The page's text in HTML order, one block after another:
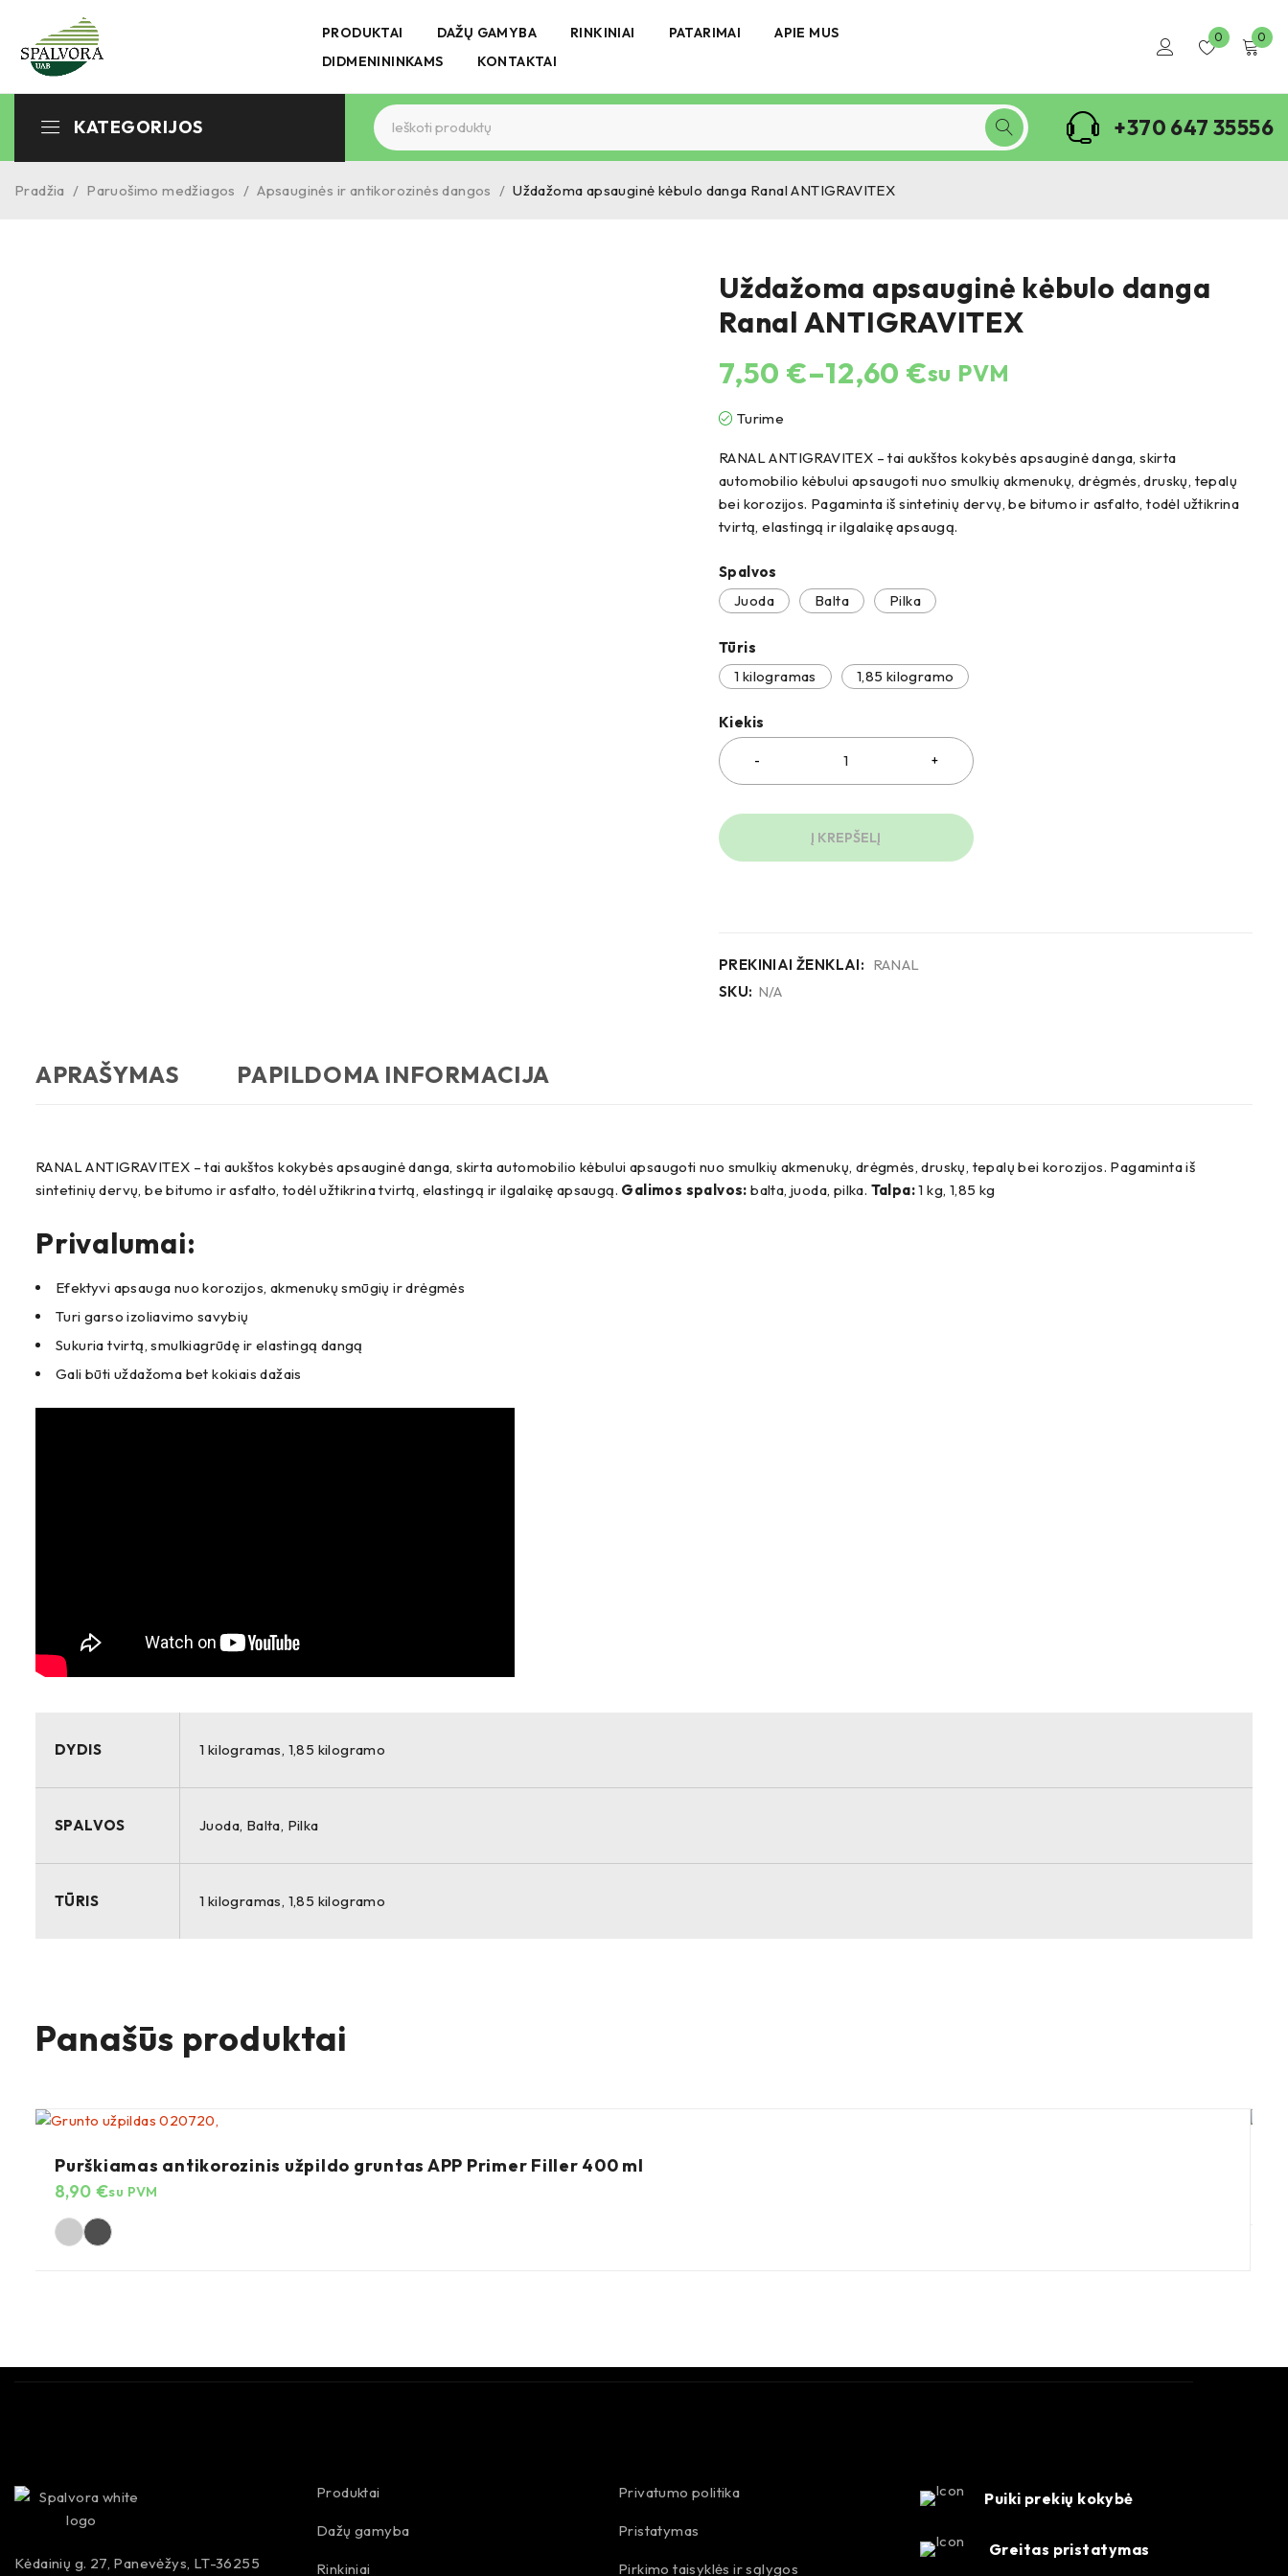
PRODUKTAI DAŽŲ GAMYBA RINKINIAI PATARIMAI
APIE MUS
DIDMENININKAMS
KONTAKTAI
0 0
KATEGORIJOS +370 647 35556
Pradžia / Paruošimo medžiagos / Apsauginės ir antikorozinės dangos / Uždažoma apsauginė kėbulo danga Ranal ANTIGRAVITEX
Uždažoma apsauginė kėbulo danga
Ranal ANTIGRAVITEX
7,50 €–12,60 €su PVM
Turime
RANAL ANTIGRAVITEX – tai aukštos kokybės apsauginė danga, skirta
automobilio kėbului apsaugoti nuo smulkių akmenukų, drėgmės, druskų, tepalų
bei korozijos. Pagaminta iš sintetinių dervų, be bitumo ir asfalto, todėl užtikrina
tvirtą, elastingą ir ilgalaikę apsaugą.
Spalvos
Juoda
Balta Pilka
Tūris
1 kilogramas
1,85 kilogramo
Kiekis
Į KREPŠELĮ
PREKINIAI ŽENKLAI: RANAL
SKU: N/A
APRAŠYMAS PAPILDOMA INFORMACIJA
RANAL ANTIGRAVITEX – tai aukštos kokybės apsauginė danga, skirta automobilio kėbului apsaugoti nuo smulkių akmenukų, drėgmės, druskų, tepalų bei korozijos. Pagaminta iš
sintetinių dervų, be bitumo ir asfalto, todėl užtikrina tvirtą, elastingą ir ilgalaikę apsaugą. Galimos spalvos:balta, juoda, pilka. Talpa:1 kg, 1,85 kg
Privalumai:
Efektyvi apsauga nuo korozijos, akmenukų smūgių ir drėgmės
Turi garso izoliavimo savybių
Sukuria tvirtą, smulkiagrūdę ir elastingą dangą
Gali būti uždažoma bet kokiais dažais
DYDIS 1 kilogramas, 1,85 kilogramo
SPALVOS Juoda, Balta, Pilka
TŪRIS 1 kilogramas, 1,85 kilogramo
Panašūs produktai
Purškiamas antikorozinis užpildo gruntas APP Primer Filler 400 ml
8,90 €su PVM
Kėdainių g. 27, Panevėžys, LT-36255
Produktai
Dažų gamyba
Rinkiniai
Privatumo politika
Pristatymas
Pirkimo taisyklės ir sąlygos
Puiki prekių kokybė
Greitas pristatymas